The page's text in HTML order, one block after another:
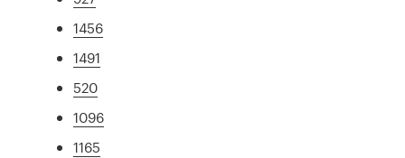
1456
1491
520
1096
1165